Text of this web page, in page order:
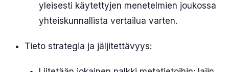
yleisesti käytettyjen menetelmien joukossa
yhteiskunnallista vertailua varten.
Tieto strategia ja jäljitettävyys: